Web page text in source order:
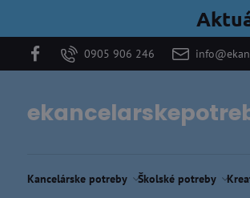
0905 906 246
Kancelárske potreby Školské potreby